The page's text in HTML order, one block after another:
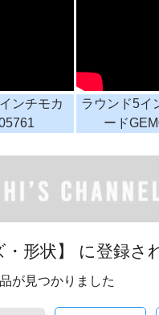
ンチモカ
ラウンド5イ
ード
・形状】 に登録さ
が見つかりました